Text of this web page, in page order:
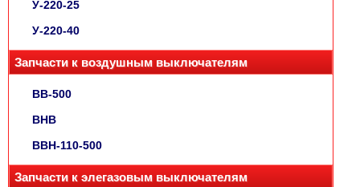
У-220-25
У-220-40
Запчасти к воздушным выключателям
ВВ-500
ВНВ
ВВН-110-500
Запчасти к элегазовым выключателям